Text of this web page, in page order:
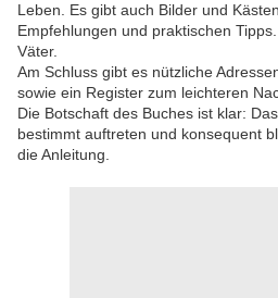
Leben. Es gibt auch Bilder und
Empfehlungen und praktischen
Väter.
Am Schluss gibt es nützliche
sowie ein Register zum leichteren
Die Botschaft des Buches ist klar:
bestimmt auftreten und konsequent
die Anleitung.